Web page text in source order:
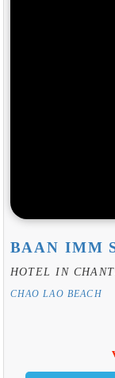
BAAN IMM
HOTEL IN
CHAO LAO BEACH